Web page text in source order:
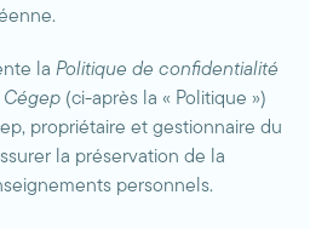
la Politique de confidentialité
Cégep (ci-après la « Politique »)
propriétaire et gestionnaire du
la préservation de la
personnels.